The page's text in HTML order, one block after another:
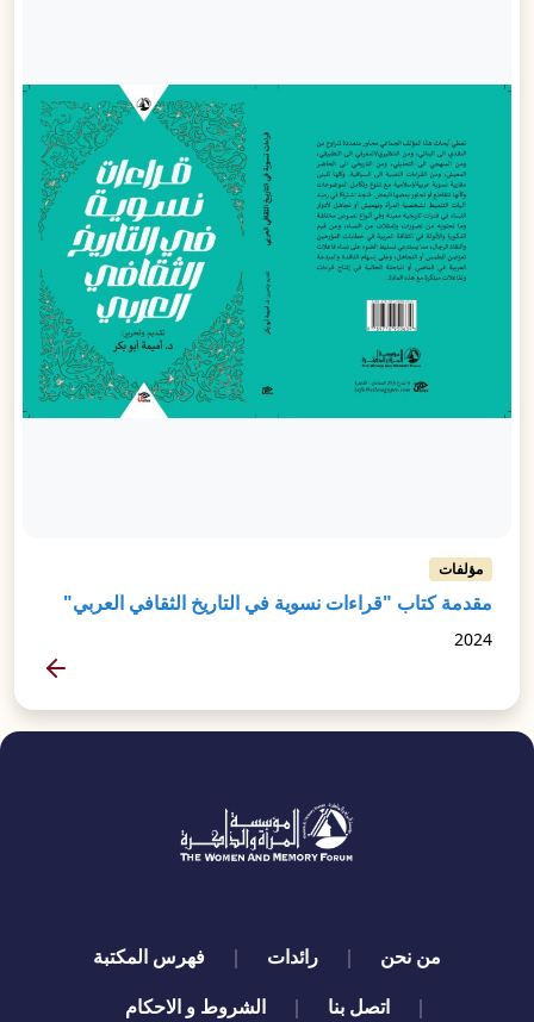
مؤلفات
مقدمة كتاب "قراءات نسوية في التاريخ الثقافي العربي"
2024
المزيد
quick links
من نحن رائدات
فهرس المكتبة
اتصل بنا
الشروط و الاحكام